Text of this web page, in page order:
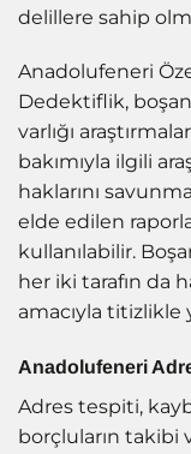
delillere sahip
Anadolufeneri
Dedektiflik,
varlığı
bakımıyla ilgili
haklarını
elde edilen
kullanılabilir.
her iki tarafın da
amacıyla titizlikle
Anadolufeneri
Adres tespiti,
borçluların takibi